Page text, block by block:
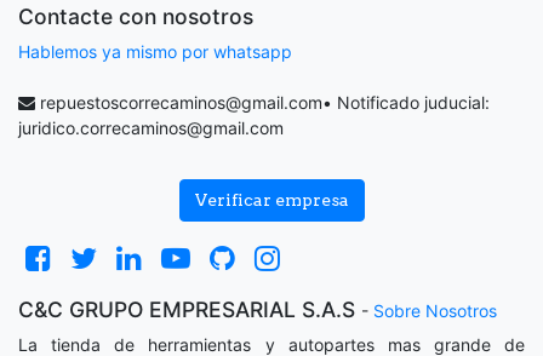
Contacte con nosotros
Hablemos ya mismo por whatsapp
repuestoscorrecaminos@gmail.com• Notificado juducial:
juridico.correcaminos@gmail.com
Verificar empresa
C&C GRUPO EMPRESARIAL S.A.S - Sobre Nosotros
La tienda de herramientas y autopartes mas grande de